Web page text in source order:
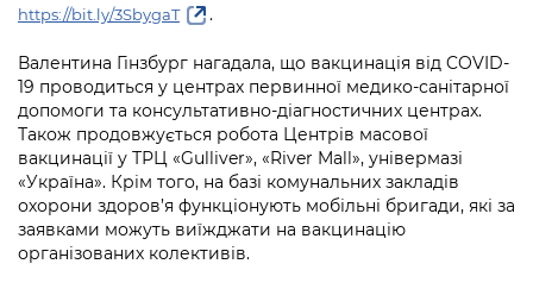
https://bit.ly/3SbygaT .
Валентина Гінзбург нагадала, що вакцинація від COVID-
19 проводиться у центрах первинної медико-санітарної
допомоги та консультативно-діагностичних центрах.
Також продовжується робота Центрів масової
вакцинації у ТРЦ «Gulliver», «River Mall», універмазі
«Україна». Крім того, на базі комунальних закладів
охорони здоров’я функціонують мобільні бригади, які за
заявками можуть виїжджати на вакцинацію
організованих колективів.